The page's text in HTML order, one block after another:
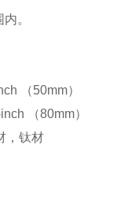
。
（50mm）
（80mm）
，钛材